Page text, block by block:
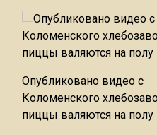
Опубликовано видео с
Коломенского
пиццы валяются на полу